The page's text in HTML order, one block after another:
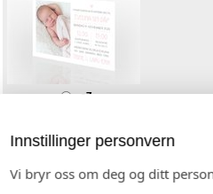
c3
INDIVIDUALISERING
Innstillinger personvern
Vi bryr oss om deg og ditt